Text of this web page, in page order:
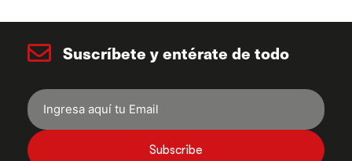
Suscríbete y entérate de todo
Subscribe